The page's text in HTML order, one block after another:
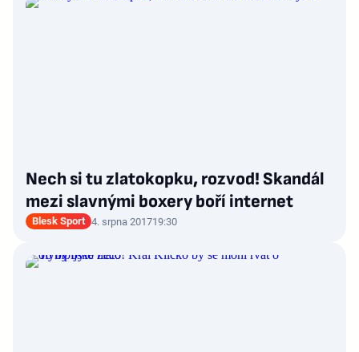
Nech si tu zlatokopku, rozvod! Skandál
mezi slavnými boxery boří internet
Blesk Sport 4. srpna 201719:30